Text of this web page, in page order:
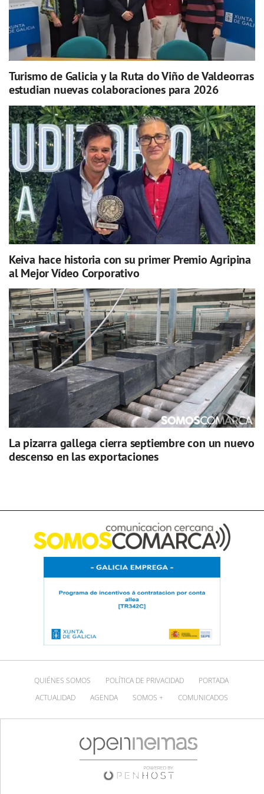
Turismo de Galicia y la Ruta do Viño de Valdeorras
estudian nuevas colaboraciones para 2026
Keiva hace historia con su primer Premio Agripina
al Mejor Vídeo Corporativo
La pizarra gallega cierra septiembre con un nuevo
descenso en las exportaciones
QUIÉNES SOMOS POLÍTICA DE PRIVACIDAD
PORTADA
ACTUALIDAD
AGENDA SOMOS + COMUNICADOS